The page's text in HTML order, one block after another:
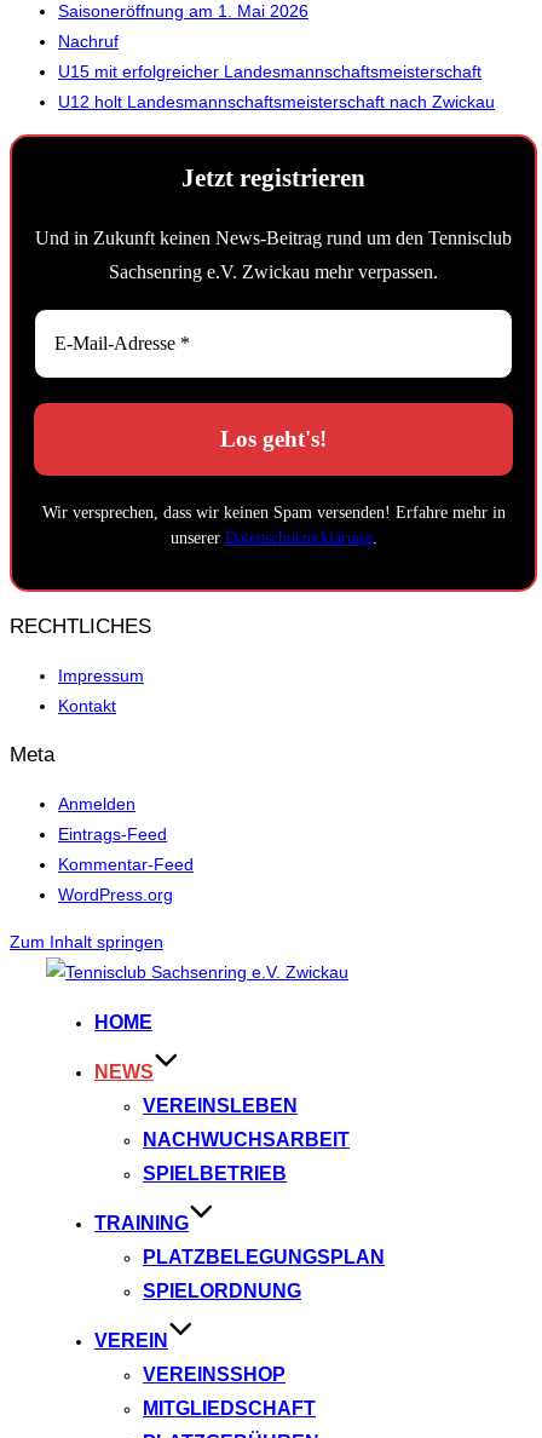
Saisoneröffnung am 1. Mai 2026
Nachruf
U15 mit erfolgreicher Landesmannschaftsmeisterschaft
U12 holt Landesmannschaftsmeisterschaft nach Zwickau
Jetzt registrieren
Und in Zukunft keinen News-Beitrag rund um den Tennisclub
Sachsenring e.V. Zwickau mehr verpassen.
Wir versprechen, dass wir keinen Spam versenden! Erfahre mehr in
unserer Datenschutzerklärung.
RECHTLICHES
Impressum
Kontakt
Meta
Anmelden
Eintrags-Feed
Kommentar-Feed
WordPress.org
Zum Inhalt springen
HOME
NEWS
VEREINSLEBEN
NACHWUCHSARBEIT
SPIELBETRIEB
TRAINING
PLATZBELEGUNGSPLAN
SPIELORDNUNG
VEREIN
VEREINSSHOP
MITGLIEDSCHAFT